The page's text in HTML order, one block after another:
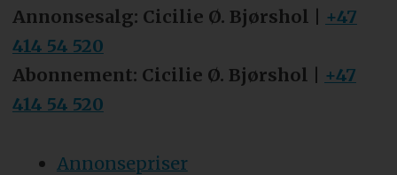
Annonsesalg: Cicilie Ø. Bjørshol | +47
414 54 520
Abonnement: Cicilie Ø. Bjørshol | +47
414 54 520
Annonsepriser